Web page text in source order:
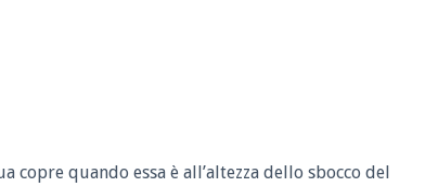
copre quando essa è all’altezza dello sbocco del